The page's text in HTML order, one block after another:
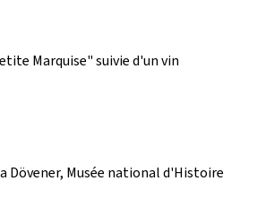
Marquise" suivie d'un vin
Dövener, Musée national d'Histoire